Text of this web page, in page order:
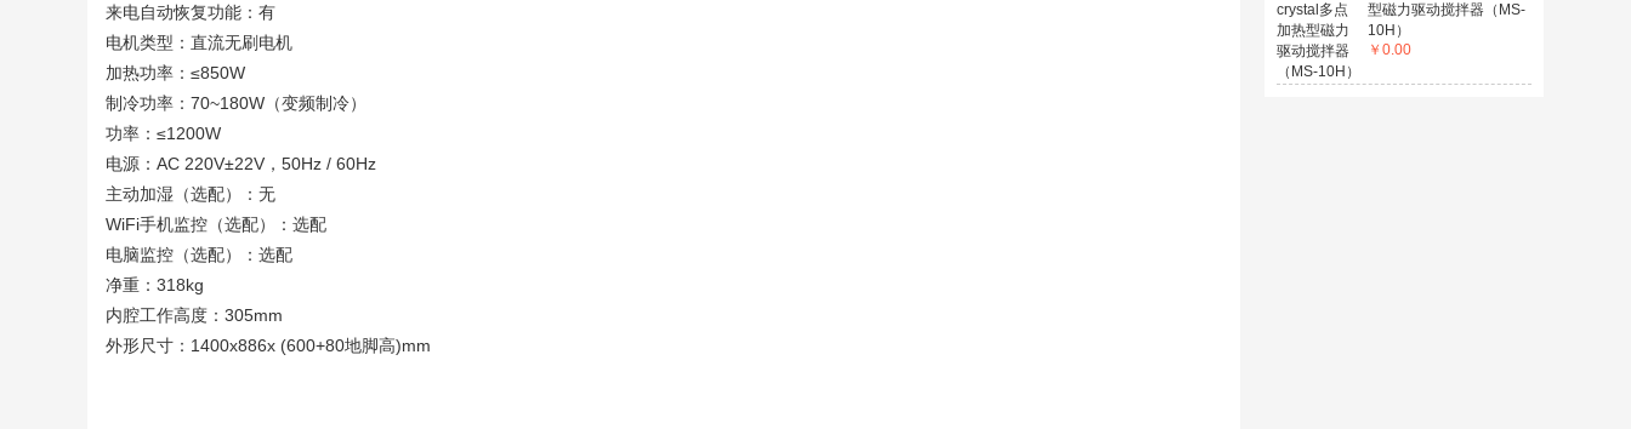
来电自动恢复功能：有
电机类型：直流无刷电机
加热功率：≤850W
制冷功率：70~180W（变频制冷）
功率：≤1200W
电源：AC 220V±22V，50Hz / 60Hz
主动加湿（选配）：无
WiFi手机监控（选配）：选配
电脑监控（选配）：选配
净重：318kg
内腔工作高度：305mm
外形尺寸：1400x886x (600+80地脚高)mm
型磁力驱动搅拌器（MS-
10H）
￥ 0.00